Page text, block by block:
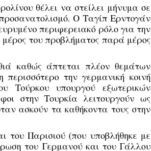
θέλει να στείλει μήνυμα σε
Ο Ταγίπ Ερντογάν
περιφερειακό ρόλο για την
μέρος του προβλήματος παρά μέρος
καθώς άπτεται πλέον θεμάτων
την γερμανική κοινή
Τούρκου υπουργού εξωτερικών
στην Τουρκία λειτουργούν ως
ασκούν τα καθήκοντα τους στην
του Παρισιού (που υποβλήθηκε με
του Γερμανού και του Γάλλου